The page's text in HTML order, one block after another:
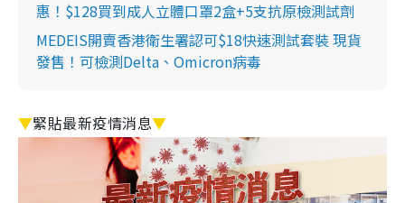
惠！$128買到成人立體口罩2盒+5支抗原檢測試劑
MEDEIS開賣香港衛生署認可$18快速測試套裝 現貨
發售！可檢測Delta、Omicron病毒
▼緊貼最新疫情消息▼